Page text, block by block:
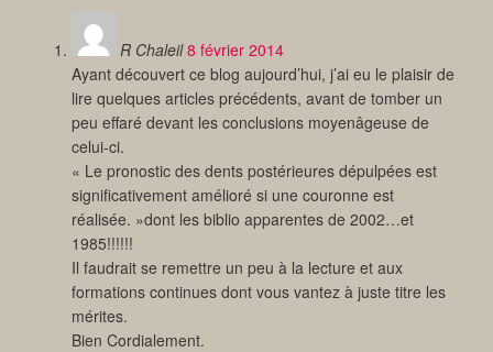
R Chaleil 8 février 2014
Ayant découvert ce blog aujourd’hui, j’ai eu le plaisir de
lire quelques articles précédents, avant de tomber un
peu effaré devant les conclusions moyenâgeuse de
celui-ci.
« Le pronostic des dents postérieures dépulpées est
significativement amélioré si une couronne est
réalisée. »dont les biblio apparentes de 2002…et
1985!!!!!!
Il faudrait se remettre un peu à la lecture et aux
formations continues dont vous vantez à juste titre les
mérites.
Bien Cordialement.